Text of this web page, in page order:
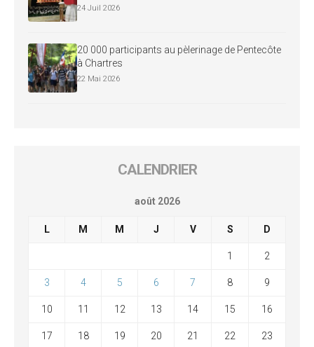
24 Juil 2026
20 000 participants au pèlerinage de Pentecôte
à Chartres
22 Mai 2026
CALENDRIER
août 2026
L M M J V S D
1 2
3 4 5 6 7 8 9
10 11 12 13 14 15 16
17 18 19 20 21 22 23